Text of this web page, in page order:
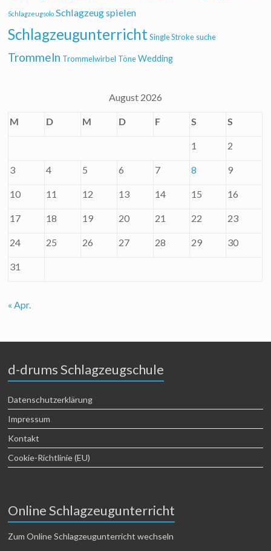
Schlagzeugsolo Schlagzeug spielen
Schlagzeugunterricht Single Stroke suche
Trommeln Trommelwirbel Töne Wedding
August 2026
M D M D F S S
1 2
3 4 5 6 7 8 9
10 11 12 13 14 15 16
17 18 19 20 21 22 23
24 25 26 27 28 29 30
31
« Apr.
d-drums Schlagzeugschule
Datenschutzerklärung
Impressum
Kontakt
Cookie-Richtlinie (EU)
Online Schlagzeugunterricht
Zum Online Schlagzeugunterricht wechseln